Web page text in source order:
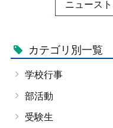
ニュース
カテゴリ別一覧
学校行事
部活動
受験生
お問い合わせ
プライバシーポリ
サイトマップ
受験生の方へ